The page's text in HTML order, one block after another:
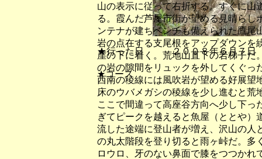
★行った日 ２００８年６月７
★コース
山の表示に従って右折する。すぐに山
る。霞んだ芦屋市街が望める見晴ら
ンテナが建ちベンチも備えられた鷹
岩の点在する支尾根をアップダウンを
崖の下に着く。荒地山直下の岩梯子
の岩の隙間をリュックを外してくぐっ
西南の稜線には風吹岩が望める好展望
床のウバメガシの稜線を少し進むと
ここで間違って高座谷方向へ少し下
ぎてピークを越えると魚屋（ととや
流した途端に登山者が増え、沢山の人
の丸太階段を登り切ると雨ヶ峠だ。多
ロウロ、牙のない鼻面で膝をつつか